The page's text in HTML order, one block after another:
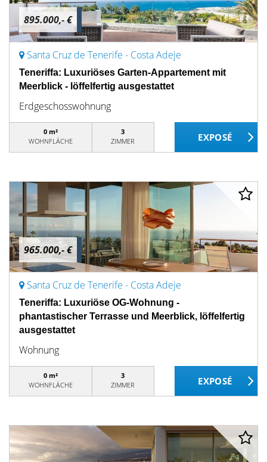
895.000,- €
Santa Cruz de Tenerife - Costa Adeje
Teneriffa: Luxuriöses Garten-Appartement mit
Meerblick - löffelfertig ausgestattet
Erdgeschosswohnung
0 m²
WOHNFLÄCHE
3
ZIMMER
965.000,- €
Santa Cruz de Tenerife - Costa Adeje
Teneriffa: Luxuriöse OG-Wohnung -
phantastischer Terrasse und Meerblick, löffelfertig
ausgestattet
Wohnung
0 m²
WOHNFLÄCHE
3
ZIMMER